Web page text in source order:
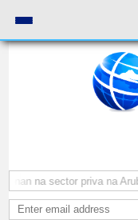
na sector priva na